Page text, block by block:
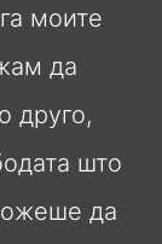
моите
да
друго,
што
да